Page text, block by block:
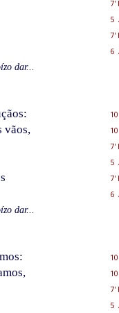
7'
5
7'
6
dar...
vãos,
7'
5
7'
6
dar...
7'
5